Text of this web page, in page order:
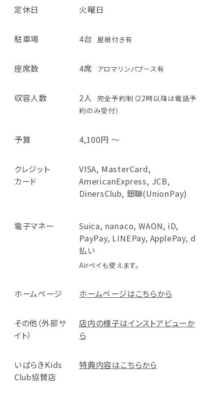
定休日 火曜日
駐車場 4台 屋根付き有
座席数 4席 アロマリンパブース有
収容人数 2人 完全予約制（22時以降は電話予
約のみ受付）
予算 4,100円 ～
クレジット
カード
VISA, MasterCard,
AmericanExpress, JCB,
DinersClub, 銀聯(UnionPay)
電子マネー
Suica, nanaco, WAON, iD,
PayPay, LINEPay, ApplePay, d
払い
Airペイも使えます。
ホームページ ホームページはこちらから
その他（外部サ
イト）
店内の様子はインストアビューか
ら
いばらきKids
Club協賛店
特典内容はこちらから